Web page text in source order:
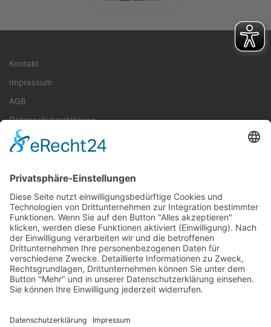
Kontakt
Impressum
AGB
Datenschutzerklärung
Veranstalter
Quellenangaben
Spenden
Folge uns auf Instagram
Sie müssen dasTieLabs Instagram FeedPlugin installieren, um
diese Funktion nutzen zu können.